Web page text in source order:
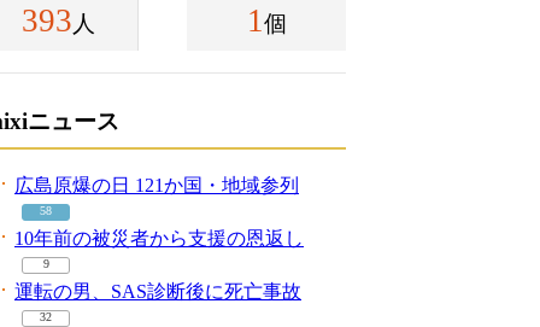
393 人 1 個
ニュース
広島原爆の日 121か国・地域参列
58
10年前の被災者から支援の恩返し
9
運転の男、SAS診断後に死亡事故
32